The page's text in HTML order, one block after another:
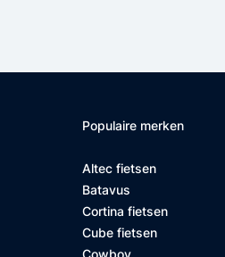
Populaire merken
Altec fietsen
Batavus
Cortina fietsen
Cube fietsen
Cowboy